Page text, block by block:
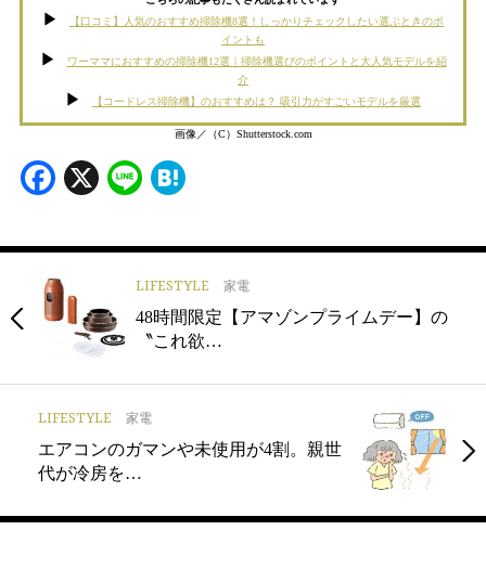
【口コミ】人気のおすすめ掃除機8選！しっかりチェックしたい選ぶときのポ
イントも
ワーママにおすすめの掃除機12選｜掃除機選びのポイントと大人気モデルを紹
介
【コードレス掃除機】のおすすめは？ 吸引力がすごいモデルを厳選
画像／（C）Shutterstock.com
Facebook
X Line
LIFESTYLE 家電
48時間限定【アマゾンプライムデー】の
〝これ欲…
LIFESTYLE 家電
エアコンのガマンや未使用が4割。親世
代が冷房を…